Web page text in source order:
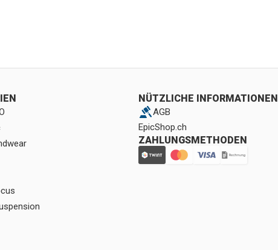
NÜTZLICHE INFORMATIONEN
AGB
EpicShop.ch
ZAHLUNGSMETHODEN